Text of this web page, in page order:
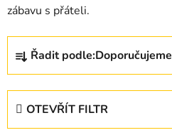
zábavu s přáteli.
Ř
z
Řadit podle:Doporučujeme
OTEVŘÍT FILTR